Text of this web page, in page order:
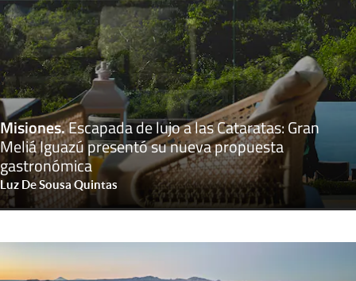
Misiones.Escapada de lujo a las Cataratas: Gran
Meliá Iguazú presentó su nueva propuesta
gastronómica
Luz De Sousa Quintas